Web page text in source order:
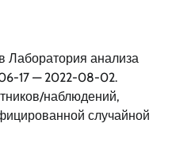
Лаборатория анализа
17 — 2022-08-02.
наблюдений,
случайной